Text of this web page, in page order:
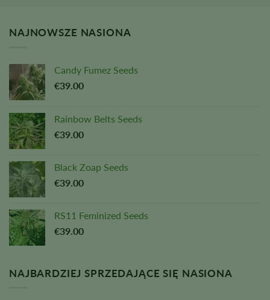
NAJNOWSZE NASIONA
Candy Fumez Seeds
€39.00
Rainbow Belts Seeds
€39.00
Black Zoap Seeds
€39.00
RS11 Feminized Seeds
€39.00
NAJBARDZIEJ SPRZEDAJĄCE SIĘ NASIONA